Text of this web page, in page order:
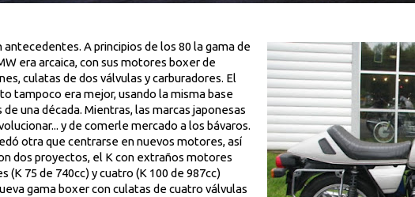
antecedentes. A principios de los 80 la gama de
era arcaica, con sus motores boxer de
culatas de dos válvulas y carburadores. El
tampoco era mejor, usando la misma base
de una década. Mientras, las marcas japonesas
y de comerle mercado a los bávaros.
otra que centrarse en nuevos motores, así
dos proyectos, el K con extraños motores
(K 75 de 740cc) y cuatro (K 100 de 987cc)
gama boxer con culatas de cuatro válvulas